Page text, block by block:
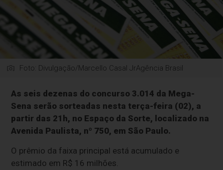
Foto: Divulgação/Marcello Casal JrAgência Brasil
As seis dezenas do concurso 3.014 da Mega-
Sena serão sorteadas nesta terça-feira (02), a
partir das 21h, no Espaço da Sorte, localizado na
Avenida Paulista, nº 750, em São Paulo.
O prêmio da faixa principal está acumulado e
estimado em R$ 16 milhões.